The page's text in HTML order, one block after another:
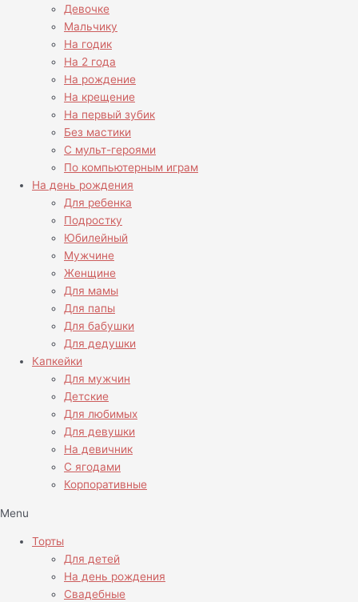
Девочке
Мальчику
На годик
На 2 года
На рождение
На крещение
На первый зубик
Без мастики
С мульт-героями
По компьютерным играм
На день рождения
Для ребенка
Подростку
Юбилейный
Мужчине
Женщине
Для мамы
Для папы
Для бабушки
Для дедушки
Капкейки
Для мужчин
Детские
Для любимых
Для девушки
На девичник
С ягодами
Корпоративные
Menu
Торты
Для детей
На день рождения
Свадебные